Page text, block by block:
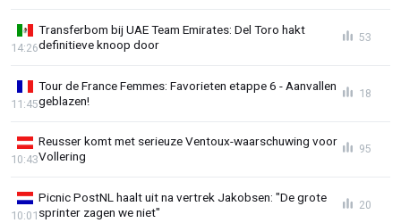
Transferbom bij UAE Team Emirates: Del Toro hakt
definitieve knoop door
14:26
53
Tour de France Femmes: Favorieten etappe 6 - Aanvallen
geblazen!
11:45
18
Reusser komt met serieuze Ventoux-waarschuwing voor
Vollering
10:43
95
Picnic PostNL haalt uit na vertrek Jakobsen: "De grote
sprinter zagen we niet"
10:01
20